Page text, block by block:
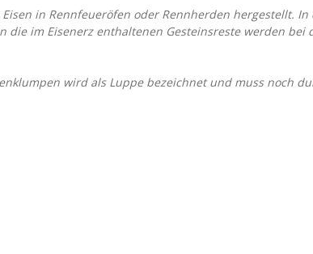
in Rennfeueröfen oder Rennherden hergestellt.
die im Eisenerz enthaltenen Gesteinsreste werden
wird als Luppe bezeichnet und muss noch